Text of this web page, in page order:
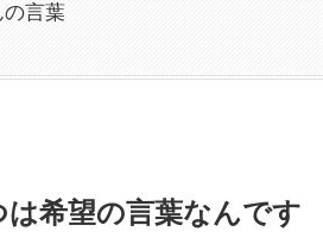
の言葉
は希望の言葉なんです